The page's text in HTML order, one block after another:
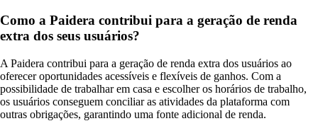
Como a Paidera contribui para a geração de renda
extra dos seus usuários?
A Paidera contribui para a geração de renda extra dos usuários ao
oferecer oportunidades acessíveis e flexíveis de ganhos. Com a
possibilidade de trabalhar em casa e escolher os horários de trabalho,
os usuários conseguem conciliar as atividades da plataforma com
outras obrigações, garantindo uma fonte adicional de renda.